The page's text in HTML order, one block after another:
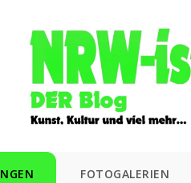
FOTOGALERIEN